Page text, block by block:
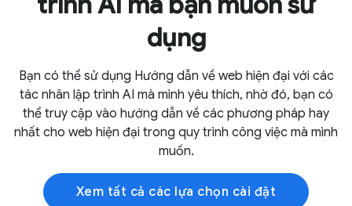
dụng
Bạn có thể sử dụng Hướng dẫn về web hiện đại với các
tác nhân lập trình AI mà mình yêu thích, nhờ đó, bạn có
thể truy cập vào hướng dẫn về các phương pháp hay
nhất cho web hiện đại trong quy trình công việc mà mình
muốn.
Xem tất cả các lựa chọn cài đặt